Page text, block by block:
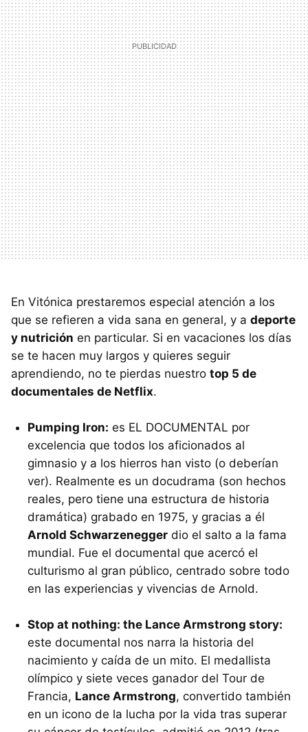
En Vitónica prestaremos especial atención a los
que se refieren a vida sana en general, y a deporte
y nutrición en particular. Si en vacaciones los días
se te hacen muy largos y quieres seguir
aprendiendo, no te pierdas nuestro top 5 de
documentales de Netflix.
Pumping Iron: es EL DOCUMENTAL por
excelencia que todos los aficionados al
gimnasio y a los hierros han visto (o deberían
ver). Realmente es un docudrama (son hechos
reales, pero tiene una estructura de historia
dramática) grabado en 1975, y gracias a él
Arnold Schwarzenegger dio el salto a la fama
mundial. Fue el documental que acercó el
culturismo al gran público, centrado sobre todo
en las experiencias y vivencias de Arnold.
Stop at nothing: the Lance Armstrong story:
este documental nos narra la historia del
nacimiento y caída de un mito. El medallista
olímpico y siete veces ganador del Tour de
Francia, Lance Armstrong, convertido también
en un icono de la lucha por la vida tras superar